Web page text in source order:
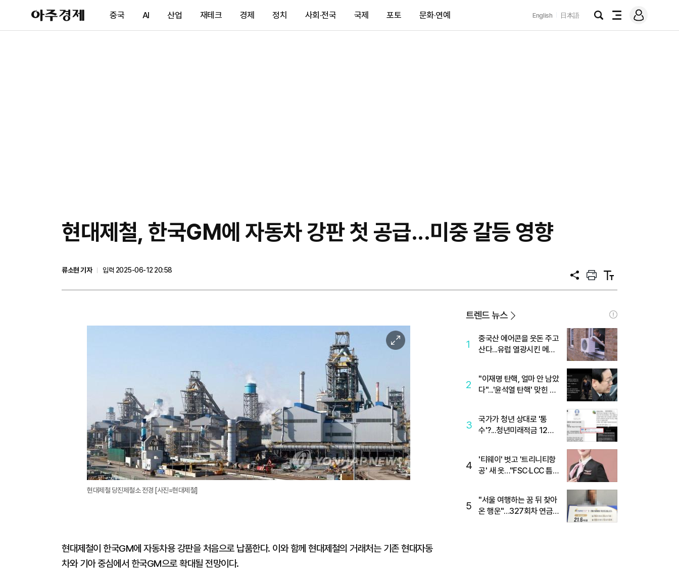
아
주
제
중국 AI 산업 재테크 경제 정치 사회·전국 국제 포토 문화·연예 English 日本語
검
전
메
그
현대제철, 한국GM에 자동차 강판 첫 공급...미중 갈등 영향
류소현 기자
입력 2025-06-12 20:58
공
프
트
텍
트
이
미
대
현대제철 당진제철소 전경 [사진=현대제철]
현대제철이 한국GM에 자동차용 강판을 처음으로 납품한다. 이와 함께 현대제철의 거래처는 기존 현대자동
차와 기아 중심에서 한국GM으로 확대될 전망이다.
트렌드 뉴스
1
중국산 에어콘을 웃돈 주고
산다...유럽 열광시킨 메이
2
"이재명 탄핵, 얼마 안 남았
다"...'윤석열 탄핵' 맞힌 무
3
국가가 청년 상대로 '통
수'?...청년미래적금 12%
4
'티웨이' 벗고 '트리니티항
공' 새 옷…"FSC·LCC 틈
5
"서울 여행하는 꿈 뒤 찾아
온 행운"…327회차 연금